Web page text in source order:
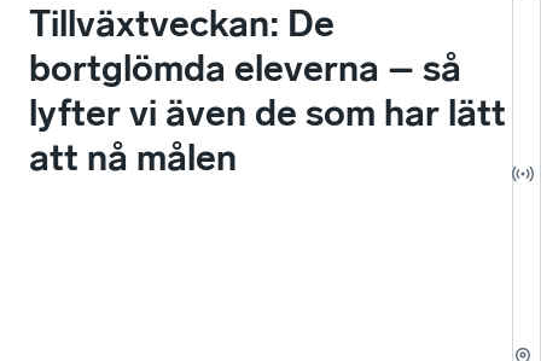
Tillväxtveckan: De
bortglömda eleverna – så
lyfter vi även de som har lätt
att nå målen
så